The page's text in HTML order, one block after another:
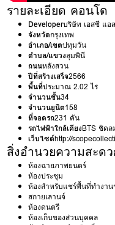
รายละเอียด คอนโด
Developerบริษัท เอสซี แอ
จังหวัดกรุงเทพ
อำเภอ/เขตปทุมวัน
ตำบล/แขวงลุมพินี
ถนนหลังสวน
ปีที่สร้างเสร็จ2566
พื้นที่ประมาณ 2.02 ไร่
จำนวนชั้น34
จำนวนยูนิต158
ที่จอดรถ231 คัน
รถไฟฟ้าใกล้เคียงBTS ชิดล
เว็บไซต์http://
สิ่งอำนวยความสะด
ห้องฉายภาพยนตร์
ห้องประชุม
ห้องสำหรับแชร์พื้นที่ทำงา
สกายเลานจ์
ห้องดนตรี
ห้องเก็บของส่วนบุคคล